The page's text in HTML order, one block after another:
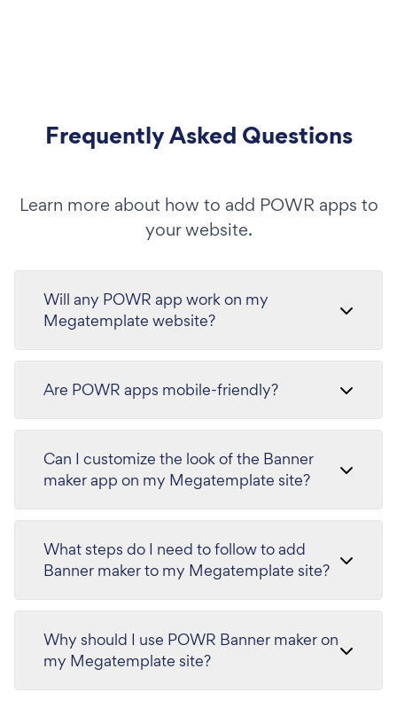
Frequently Asked Questions
Learn more about how to add POWR apps to
your website.
Will any POWR app work on my
Megatemplate website?
Are POWR apps mobile-friendly?
Can I customize the look of the Banner
maker app on my Megatemplate site?
What steps do I need to follow to add
Banner maker to my Megatemplate site?
Why should I use POWR Banner maker on
my Megatemplate site?